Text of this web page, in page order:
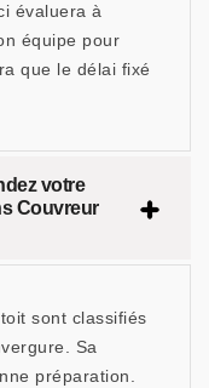
évaluera à
équipe pour
que le délai fixé
votre
Couvreur
sont classifiés
Sa
préparation.